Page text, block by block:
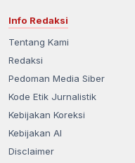
Info Redaksi
Tentang Kami
Redaksi
Pedoman Media Siber
Kode Etik Jurnalistik
Kebijakan Koreksi
Kebijakan AI
Disclaimer